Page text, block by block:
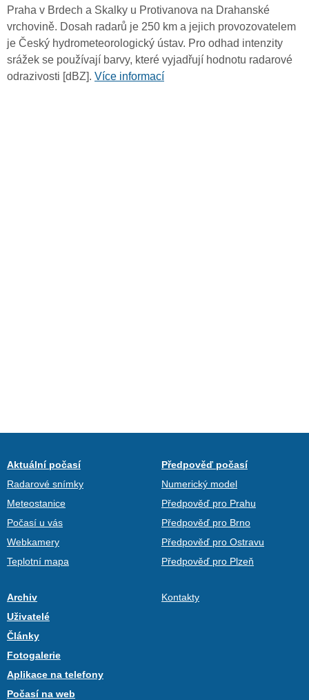
Praha v Brdech a Skalky u Protivanova na Drahanské
vrchovině. Dosah radarů je 250 km a jejich provozovatelem
je Český hydrometeorologický ústav. Pro odhad intenzity
srážek se používají barvy, které vyjadřují hodnotu radarové
odrazivosti [dBZ]. Více informací
Aktuální počasí
Radarové snímky
Meteostanice
Počasí u vás
Webkamery
Teplotní mapa
Předpověď počasí
Numerický model
Předpověď pro Prahu
Předpověď pro Brno
Předpověď pro Ostravu
Předpověď pro Plzeň
Archiv
Uživatelé
Články
Fotogalerie
Aplikace na telefony
Počasí na web
Kontakty